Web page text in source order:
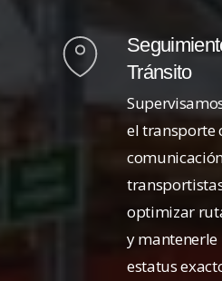
Tránsito
el transporte
optimizar
y
estatus